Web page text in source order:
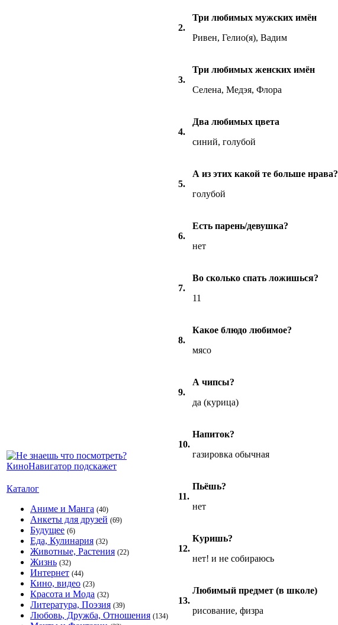
Каталог
Аниме и Манга (40)
Анкеты для друзей (69)
Будущее (6)
Еда, Кулинария (32)
Животные, Растения (22)
Жизнь (32)
Интернет (44)
Кино, видео (23)
Красота и Мода (32)
Литература, Поэзия (39)
Любовь, Дружба, Отношения (134)
2.
Три любимых мужских имён
Ривен, Гелио(я), Вадим
3.
Три любимых женских имён
Селена, Медэя, Флора
4.
Два любимых цвета
синий, голубой
5.
А из этих какой те больше нрава?
голубой
6.
Есть парень/девушка?
нет
7.
Во сколько спать ложишься?
11
8.
Какое блюдо любимое?
мясо
9.
А чипсы?
да (курица)
10.
Напиток?
газировка обычная
11.
Пьёшь?
нет
12.
Куришь?
нет! и не собираюсь
13.
Любимый предмет (в школе)
рисование, физра